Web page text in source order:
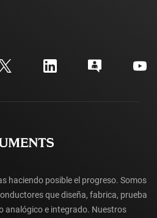
de TI E2E™
la cuenta myTI
pedidos
haciendo posible el progreso. Somos
que diseña, fabrica, prueba
analógico e integrado. Nuestros